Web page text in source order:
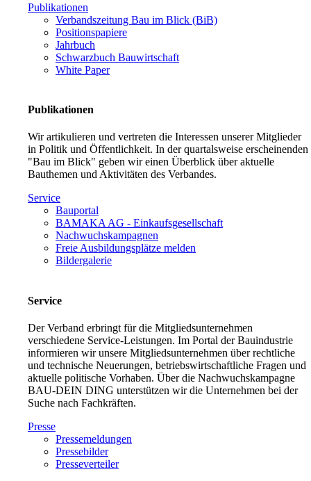
Publikationen
Verbandszeitung Bau im Blick (BiB)
Positionspapiere
Jahrbuch
Schwarzbuch Bauwirtschaft
White Paper
Publikationen
Wir artikulieren und vertreten die Interessen unserer Mitglieder
in Politik und Öffentlichkeit. In der quartalsweise erscheinenden
"Bau im Blick" geben wir einen Überblick über aktuelle
Bauthemen und Aktivitäten des Verbandes.
Service
Bauportal
BAMAKA AG - Einkaufsgesellschaft
Nachwuchskampagnen
Freie Ausbildungsplätze melden
Bildergalerie
Service
Der Verband erbringt für die Mitgliedsunternehmen
verschiedene Service-Leistungen. Im Portal der Bauindustrie
informieren wir unsere Mitgliedsunternehmen über rechtliche
und technische Neuerungen, betriebswirtschaftliche Fragen und
aktuelle politische Vorhaben. Über die Nachwuchskampagne
BAU-DEIN DING unterstützen wir die Unternehmen bei der
Suche nach Fachkräften.
Presse
Pressemeldungen
Pressebilder
Presseverteiler